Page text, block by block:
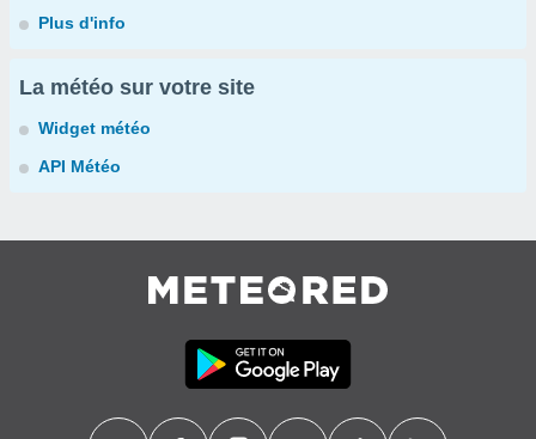
Plus d'info
La météo sur votre site
Widget météo
API Météo